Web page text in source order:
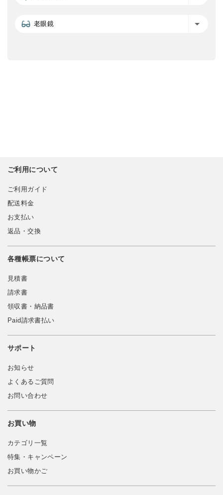
老眼鏡
ご利用について
ご利用ガイド
配送料金
お支払い
返品・交換
各種帳票について
見積書
請求書
領収書・納品書
Paid請求書払い
サポート
お知らせ
よくあるご質問
お問い合わせ
お買い物
カテゴリ一覧
特集・キャンペーン
お買い物かご